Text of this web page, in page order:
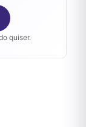
quiser.